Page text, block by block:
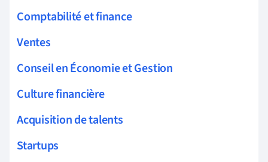
Comptabilité et finance
Ventes
Conseil en Économie et Gestion
Culture financière
Acquisition de talents
Startups